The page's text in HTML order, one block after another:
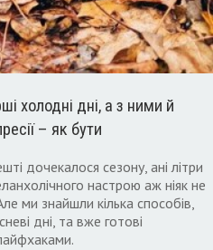
холодні дні, а з ними й
– як бути
дочекалося сезону, ані літри
настрою аж ніяк не
ми знайшли кілька способів,
дні, та вже готові